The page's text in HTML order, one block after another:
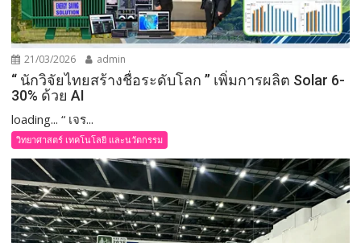
21/03/2026 admin
“ นักวิจัยไทยสร้างชื่อระดับโลก ” เพิ่มการผลิต Solar 6-
30% ด้วย AI
loading... “ เจร...
วิทยาศาสตร์ เทคโนโลยี และนวัตกรรม